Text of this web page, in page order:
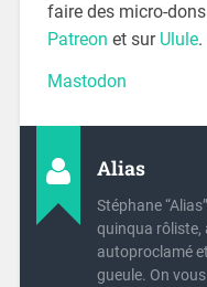
faire des micro-
Patreon et sur Ulule.
Mastodon
Alias
Stéphane
quinqua rôliste,
autoproclamé
gueule. On